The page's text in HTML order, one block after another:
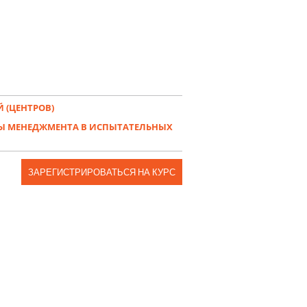
(ЦЕНТРОВ)
МЕНЕДЖМЕНТА В ИСПЫТАТЕЛЬНЫХ
ЗАРЕГИСТРИРОВАТЬСЯ НА КУРС